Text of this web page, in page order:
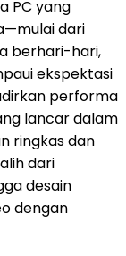
PC yang
dari
berhari-hari,
ekspektasi
performa
lancar dalam
ringkas dan
dari
desain
dengan